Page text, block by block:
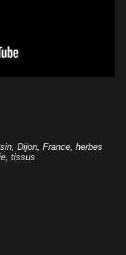
, Dijon, France, herbes
, tissus